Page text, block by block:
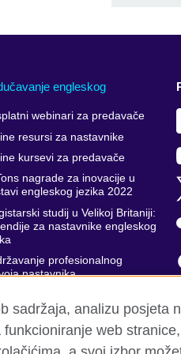
engleskog
webinari za predavače
resursi za nastavnike
kursevi za predavače
nagrade za inovacije u
engleskog jezika 2022
studij u Velikoj Britaniji:
za nastavnike engleskog
profesionalnog
nastavnika
engleskog jezika
sadržaja, analizu posjeta
web